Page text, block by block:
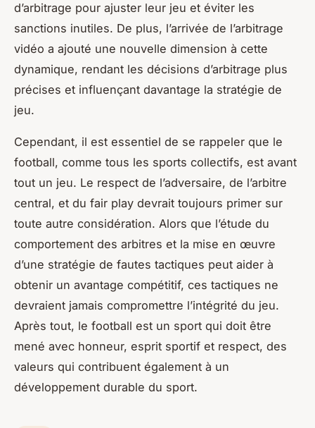
d’arbitrage pour ajuster leur jeu et éviter les
sanctions inutiles. De plus, l’arrivée de l’arbitrage
vidéo a ajouté une nouvelle dimension à cette
dynamique, rendant les décisions d’arbitrage plus
précises et influençant davantage la stratégie de
jeu.
Cependant, il est essentiel de se rappeler que le
football, comme tous les sports collectifs, est avant
tout un jeu. Le respect de l’adversaire, de l’arbitre
central, et du fair play devrait toujours primer sur
toute autre considération. Alors que l’étude du
comportement des arbitres et la mise en œuvre
d’une stratégie de fautes tactiques peut aider à
obtenir un avantage compétitif, ces tactiques ne
devraient jamais compromettre l’intégrité du jeu.
Après tout, le football est un sport qui doit être
mené avec honneur, esprit sportif et respect, des
valeurs qui contribuent également à un
développement durable du sport.